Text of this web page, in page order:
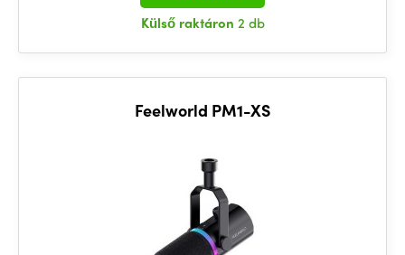
Külső raktáron 2 db
Feelworld PM1-XS